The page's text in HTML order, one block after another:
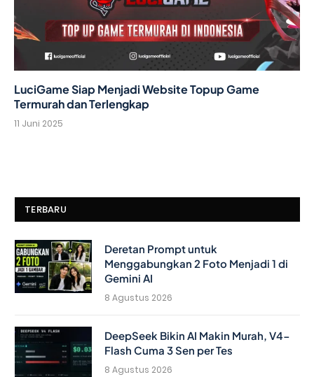
LuciGame Siap Menjadi Website Topup Game
Termurah dan Terlengkap
11 Juni 2025
TERBARU
Deretan Prompt untuk
Menggabungkan 2 Foto Menjadi 1 di
Gemini AI
8 Agustus 2026
DeepSeek Bikin AI Makin Murah, V4-
Flash Cuma 3 Sen per Tes
8 Agustus 2026